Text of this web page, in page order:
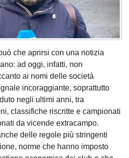
che aprirsi con una notizia
ad oggi, infatti, non
ai nomi delle società
incoraggiante, soprattutto
negli ultimi anni, tra
classifiche riscritte e campionati
da vicende extracampo.
delle regole più stringenti
norme che hanno imposto